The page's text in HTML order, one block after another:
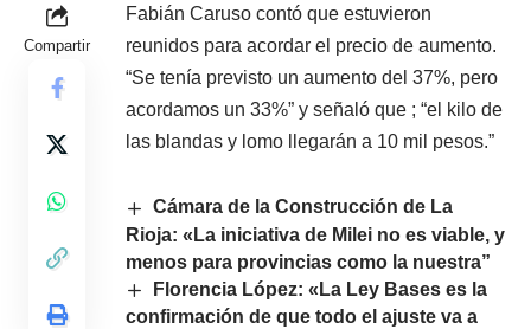
Compartir
Fabián Caruso contó que estuvieron
reunidos para acordar el precio de aumento.
“Se tenía previsto un aumento del 37%, pero
acordamos un 33%” y señaló que ; “el kilo de
las blandas y lomo llegarán a 10 mil pesos.”
Cámara de la Construcción de La
Rioja: «La iniciativa de Milei no es viable, y
menos para provincias como la nuestra”
Florencia López: «La Ley Bases es la
confirmación de que todo el ajuste va a